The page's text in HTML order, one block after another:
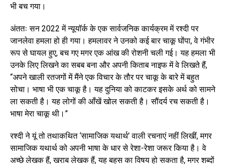
भी बच गया।
अंततः सन 2022 में न्यूयॉर्क के एक सार्वजनिक कार्यक्रम में रश्दी पर
जानलेवा हमला हो ही गया। हमलावर ने उनको कई बार चाकू घोंपा, वे गंभीर
रूप से घायल हुए, बच गए मगर एक आंख की रोशनी चली गई। यह हमला भी
उनके लिए लिखने का सबब बना और अपनी किताब नाइफ में वे लिखते हैं,
“अपने खाली रतजगों में मैंने एक विचार के तौर पर चाकू के बारे में बहुत
सोचा। भाषा भी एक चाकू है। यह दुनिया को काटकर इसके अर्थ को सामने
ला सकती है। यह लोगों की आँखें खोल सकती है। सौंदर्य रच सकती है।
भाषा मेरा चाकू थी।”
रश्दी ने यूं तो तथाकथित ‘सामाजिक यथार्थ’ वाली रचनाएं नहीं लिखीं, मगर
सामाजिक यथार्थ को अपनी भाषा के धार से रेशा-रेशा जरूर किया है। वे
अच्छे लेखक हैं, खराब लेखक हैं, यह बहस का विषय हो सकता है, मगर शब्दों